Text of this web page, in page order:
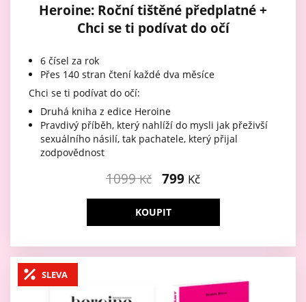
Heroine: Roční tištěné předplatné +
Chci se ti podívat do očí
6 čísel za rok
Přes 140 stran čtení každé dva měsíce
Chci se ti podívat do očí:
Druhá kniha z edice Heroine
Pravdivý příběh, který nahlíží do mysli jak přeživší
sexuálního násilí, tak pachatele, který přijal
zodpovědnost
1099Kč 799 Kč
KOUPIT
SLEVA